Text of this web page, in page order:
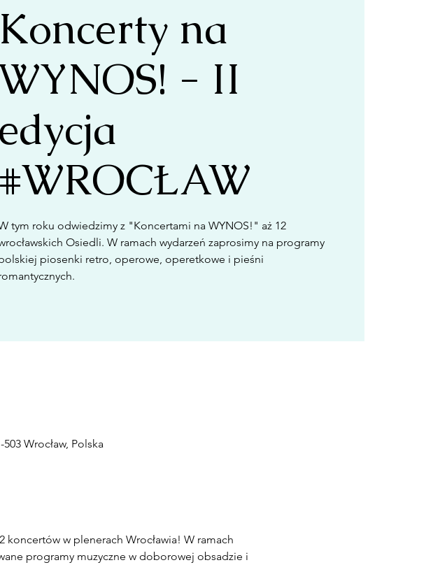
Koncerty na
- II
edycja
#WROCŁAW
tym roku odwiedzimy z "Koncertami na WYNOS!" aż 12
Osiedli. W ramach wydarzeń zaprosimy na programy
piosenki retro, operowe, operetkowe i pieśni
Wrocław, Polska
koncertów w plenerach Wrocławia! W ramach
programy muzyczne w doborowej obsadzie i